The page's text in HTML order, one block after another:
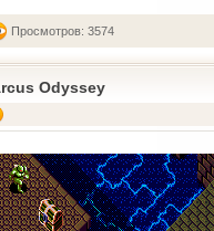
Просмотров: 3574
Odyssey